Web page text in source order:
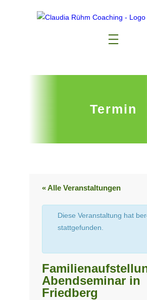
Termin
« Alle Veranstaltungen
Diese Veranstaltung hat
stattgefunden.
Abendseminar in
Friedberg